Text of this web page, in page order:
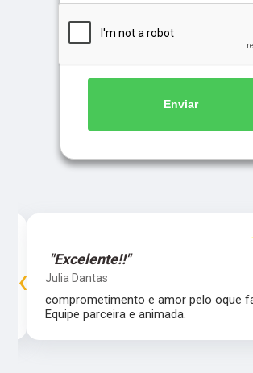
Enviar
"Excelente!!"
Julia Dantas
comprometimento e amor pelo oque
Equipe parceira e animada.
‹